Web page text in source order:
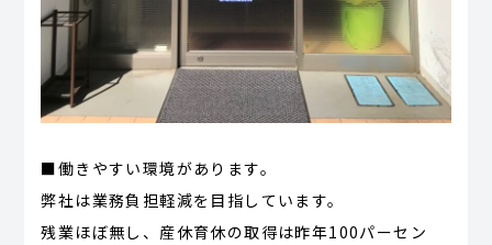
■働きやすい環境があります。
弊社は業務負担軽減を目指しています。
残業ほぼ無し、産休育休の取得は昨年100パーセン